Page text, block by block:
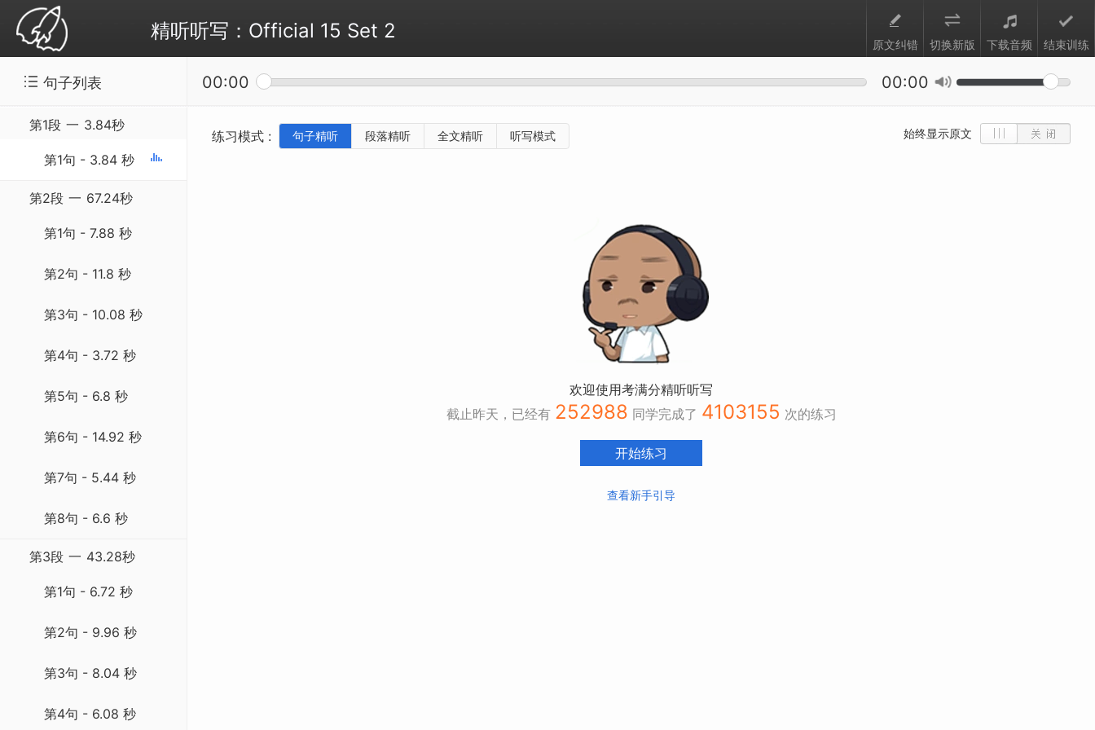
精听听写：Official 15 Set 2
原文纠错 切换新版 下载音频 结束训练
句子列表 00:00 00:00
第1段 一 3.84秒
第1句 - 3.84 秒
第2段 一 67.24秒
第1句 - 7.88 秒
第2句 - 11.8 秒
第3句 - 10.08 秒
第4句 - 3.72 秒
第5句 - 6.8 秒
第6句 - 14.92 秒
第7句 - 5.44 秒
第8句 - 6.6 秒
第3段 一 43.28秒
第1句 - 6.72 秒
第2句 - 9.96 秒
第3句 - 8.04 秒
第4句 - 6.08 秒
始终显示原文
练习模式 : 句子精听 段落精听 全文精听 听写模式
欢迎使用考满分精听听写
截止昨天，已经有 252988 同学完成了 4103155 次的练习
开始练习
查看新手引导